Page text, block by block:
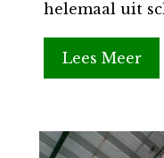
helemaal uit
Lees Meer